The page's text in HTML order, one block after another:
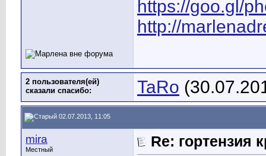
https://goo.gl/
http://
2 пользователя(ей)
сказали cпасибо:
TaRo
02.07.2013, 11:05
mira
Местный
Re: гортензия